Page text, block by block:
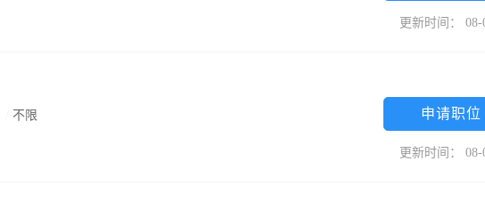
更新时间： 08-
不限 申请职位
更新时间： 08-